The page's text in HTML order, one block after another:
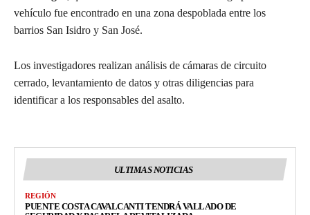
vehículo fue encontrado en una zona despoblada entre los
barrios San Isidro y San José.
Los investigadores realizan análisis de cámaras de circuito
cerrado, levantamiento de datos y otras diligencias para
identificar a los responsables del asalto.
ULTIMAS NOTICIAS
REGIÓN
PUENTE COSTA CAVALCANTI TENDRÁ VALLADO DE